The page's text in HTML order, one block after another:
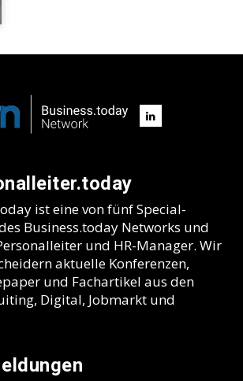
ist eine von fünf Special-
Business.today Networks und
und HR-Manager. Wir
aktuelle Konferenzen,
und Fachartikel aus den
Digital, Jobmarkt und